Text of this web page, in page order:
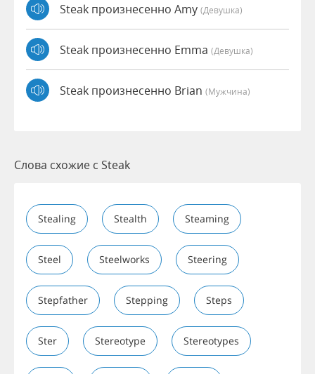
Steak произнесенно Amy (девушка)
Steak произнесенно Emma (девушка)
Steak произнесенно Brian (мужчина)
Слова схожие с Steak
Stealing Stealth Steaming
Steel Steelworks Steering
Stepfather Stepping Steps
Ster Stereotype Stereotypes